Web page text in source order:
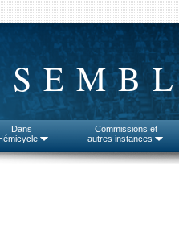
Dans
Commissions et
autres instances